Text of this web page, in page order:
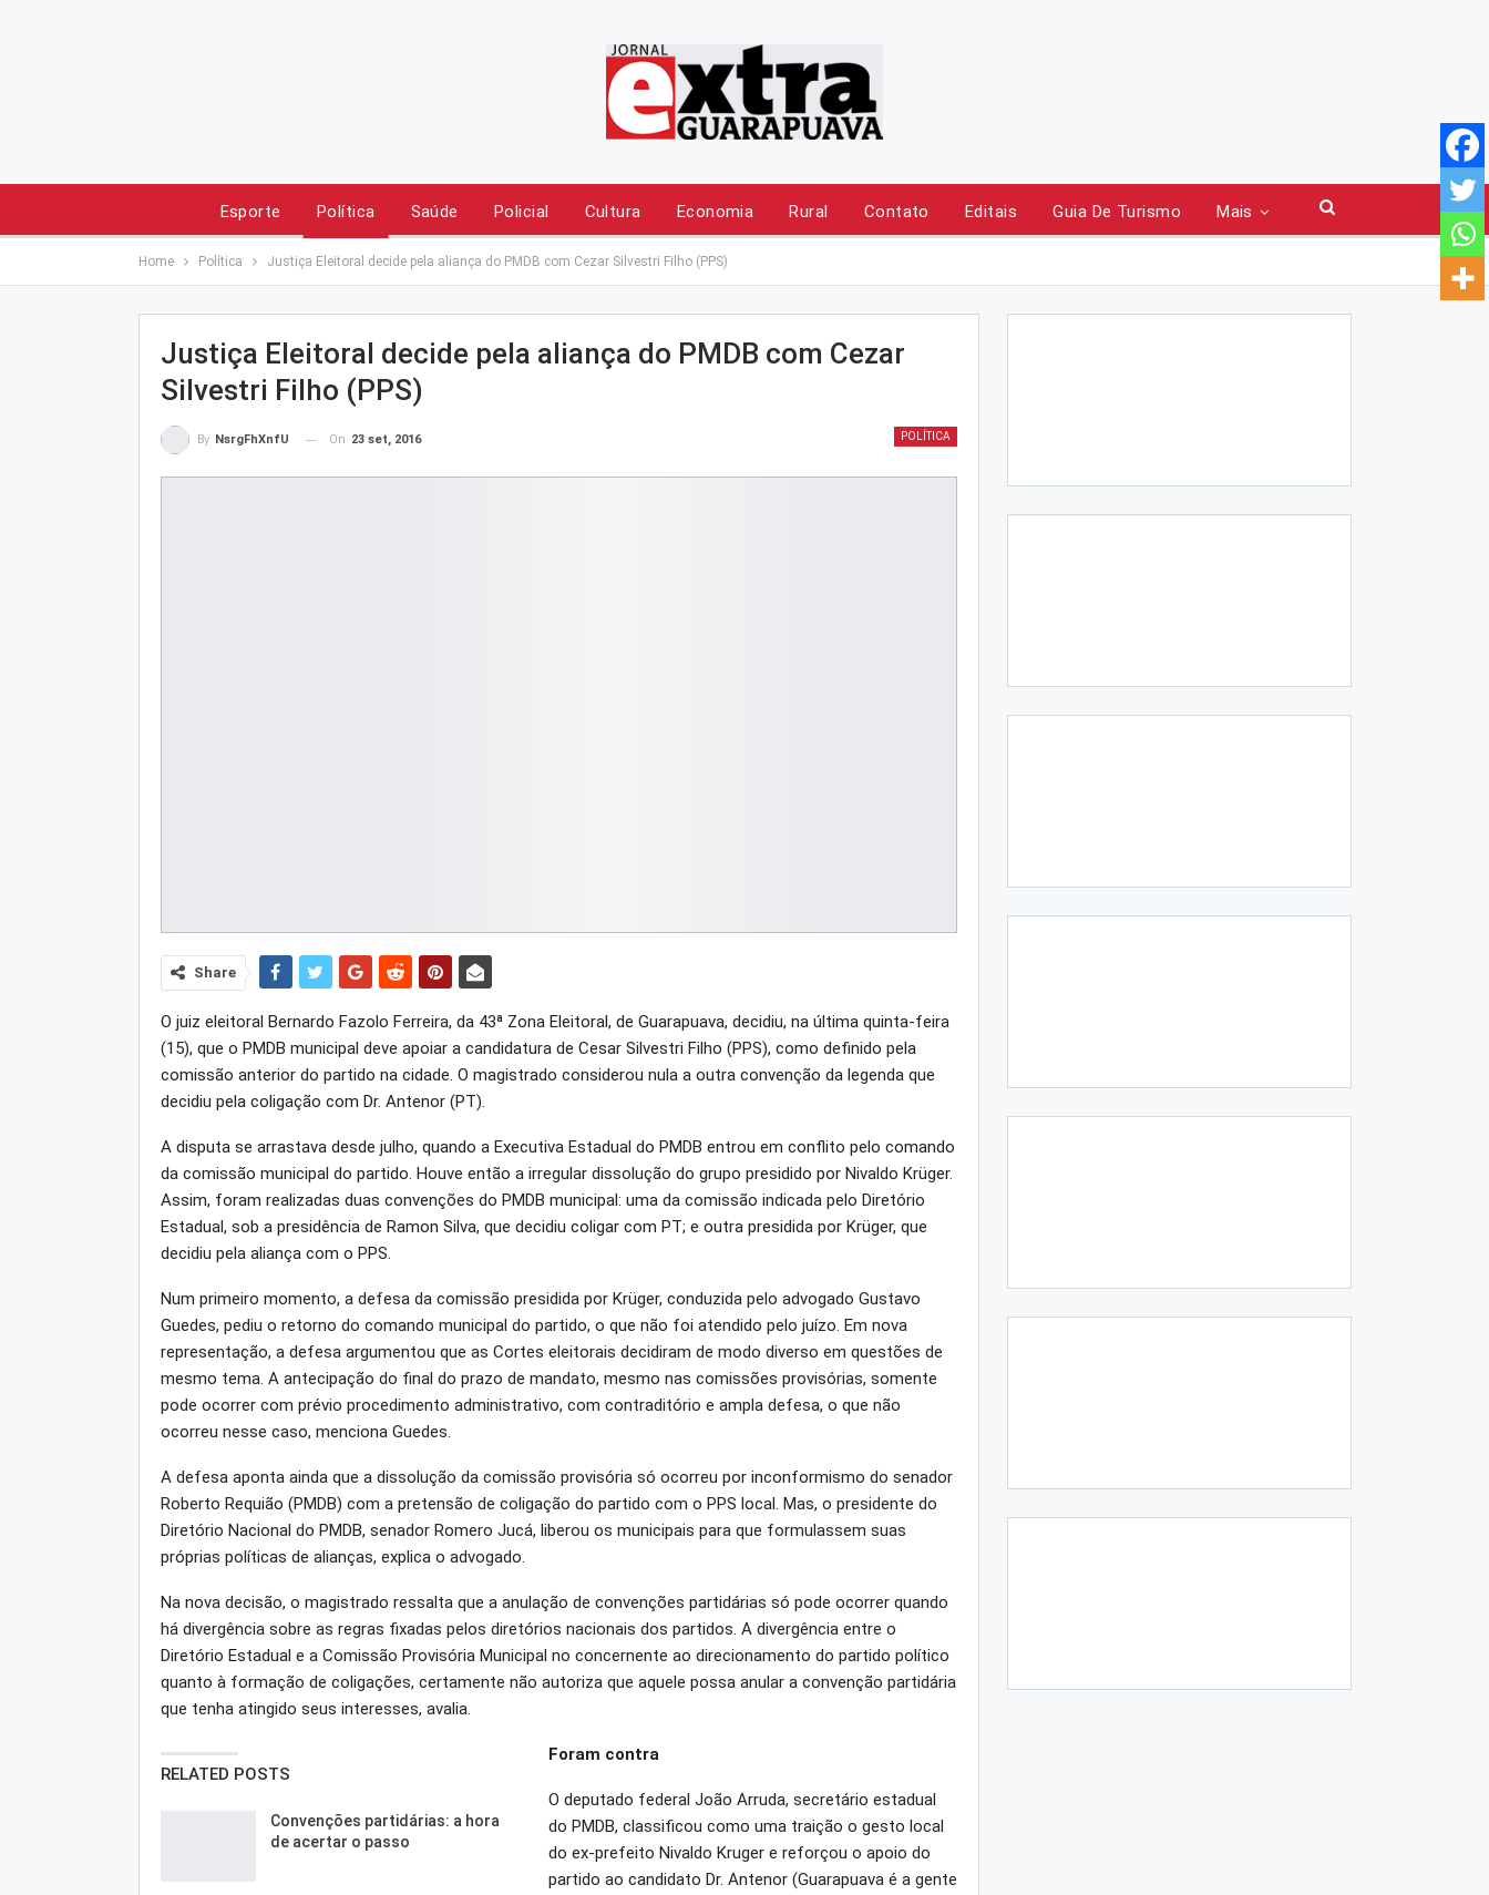
Esporte Política Saúde Policial Cultura Economia Rural Contato Editais Guia De Turismo Mais
Home Política Justiça Eleitoral decide pela aliança do PMDB com Cezar Silvestri Filho (PPS)
Justiça Eleitoral decide pela aliança do PMDB com Cezar
Silvestri Filho (PPS)
POLÍTICA
By NsrgFhXnfU On 23 set, 2016
Share
O juiz eleitoral Bernardo Fazolo Ferreira, da 43ª Zona Eleitoral, de Guarapuava, decidiu, na última quinta-feira
(15), que o PMDB municipal deve apoiar a candidatura de Cesar Silvestri Filho (PPS), como definido pela
comissão anterior do partido na cidade. O magistrado considerou nula a outra convenção da legenda que
decidiu pela coligação com Dr. Antenor (PT).
A disputa se arrastava desde julho, quando a Executiva Estadual do PMDB entrou em conflito pelo comando
da comissão municipal do partido. Houve então a irregular dissolução do grupo presidido por Nivaldo Krüger.
Assim, foram realizadas duas convenções do PMDB municipal: uma da comissão indicada pelo Diretório
Estadual, sob a presidência de Ramon Silva, que decidiu coligar com PT; e outra presidida por Krüger, que
decidiu pela aliança com o PPS.
Num primeiro momento, a defesa da comissão presidida por Krüger, conduzida pelo advogado Gustavo
Guedes, pediu o retorno do comando municipal do partido, o que não foi atendido pelo juízo. Em nova
representação, a defesa argumentou que as Cortes eleitorais decidiram de modo diverso em questões de
mesmo tema. A antecipação do final do prazo de mandato, mesmo nas comissões provisórias, somente
pode ocorrer com prévio procedimento administrativo, com contraditório e ampla defesa, o que não
ocorreu nesse caso, menciona Guedes.
A defesa aponta ainda que a dissolução da comissão provisória só ocorreu por inconformismo do senador
Roberto Requião (PMDB) com a pretensão de coligação do partido com o PPS local. Mas, o presidente do
Diretório Nacional do PMDB, senador Romero Jucá, liberou os municipais para que formulassem suas
próprias políticas de alianças, explica o advogado.
Na nova decisão, o magistrado ressalta que a anulação de convenções partidárias só pode ocorrer quando
há divergência sobre as regras fixadas pelos diretórios nacionais dos partidos. A divergência entre o
Diretório Estadual e a Comissão Provisória Municipal no concernente ao direcionamento do partido político
quanto à formação de coligações, certamente não autoriza que aquele possa anular a convenção partidária
que tenha atingido seus interesses, avalia.
RELATED POSTS
Convenções partidárias: a hora
de acertar o passo
Foram contra
O deputado federal João Arruda, secretário estadual
do PMDB, classificou como uma traição o gesto local
do ex-prefeito Nivaldo Kruger e reforçou o apoio do
partido ao candidato Dr. Antenor (Guarapuava é a gente